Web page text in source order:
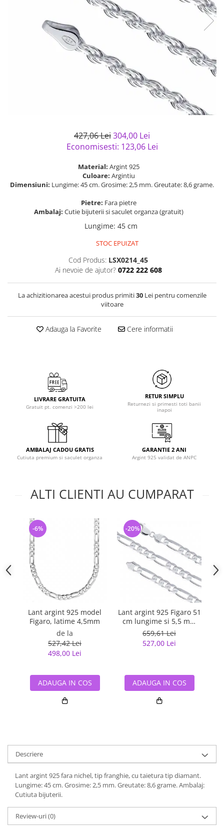
Bijuterii argint placat cu aur
Bijuterii argint cu diverse
Bijuterii argint cu murano
Bijuterii gotice si rock
Bijuterii Handmade
Solutii si lavete de curatare
427,06 Lei304,00 Lei
Economisesti: 123,06 Lei
Material: Argint 925
Culoare: Argintiu
Dimensiuni: Lungime: 45 cm. Grosime: 2,5 mm. Greutate: 8,6 grame.
Pietre: Fara pietre
Ambalaj: Cutie bijuterii si saculet organza (gratuit)
Lungime: 45 cm
STOC EPUIZAT
Cod Produs: LSX0214_45
Ai nevoie de ajutor? 0722 222 608
La achizitionarea acestui produs primiti30Lei pentru comenzile
viitoare
Adauga la Favorite Cere informatii
LIVRARE GRATUITA
Gratuit pt. comenzi >200 lei
RETUR SIMPLU
Returnezi si primesti toti banii
inapoi
AMBALAJ CADOU GRATIS
Cutiuta premium si saculet organza
GARANTIE 2 ANI
Argint 925 validat de ANPC
ALTI CLIENTI AU CUMPARAT
Lant argint 925 model
Figaro, latime 4,5mm
de la
527,42 Lei
498,00 Lei
-6%
ADAUGA IN COS
Lant argint 925 Figaro 51
cm lungime si 5,5 mm
latime, Classical You
LSX0202
659,61 Lei
527,00 Lei
-20%
ADAUGA IN COS
Descriere
Lant argint 925 fara nichel, tip franghie, cu taietura tip diamant.
Lungime: 45 cm. Grosime: 2,5 mm. Greutate: 8,6 grame. Ambalaj:
Cutiuta bijuterii.
Review-uri(0)